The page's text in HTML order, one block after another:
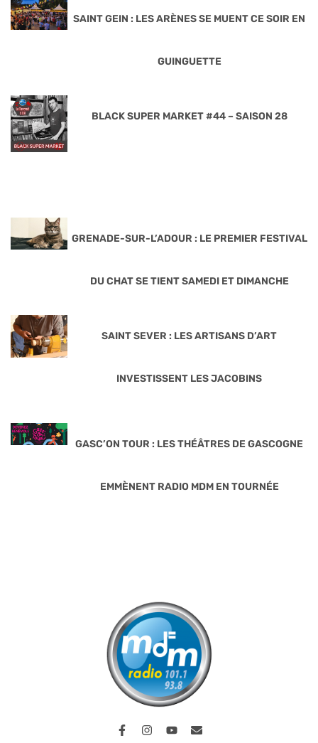
SAINT GEIN : LES ARÈNES SE MUENT CE SOIR EN
GUINGUETTE
BLACK SUPER MARKET #44 – SAISON 28
GRENADE-SUR-L’ADOUR : LE PREMIER FESTIVAL
DU CHAT SE TIENT SAMEDI ET DIMANCHE
SAINT SEVER : LES ARTISANS D’ART
INVESTISSENT LES JACOBINS
GASC’ON TOUR : LES THÉÂTRES DE GASCOGNE
EMMÈNENT RADIO MDM EN TOURNÉE